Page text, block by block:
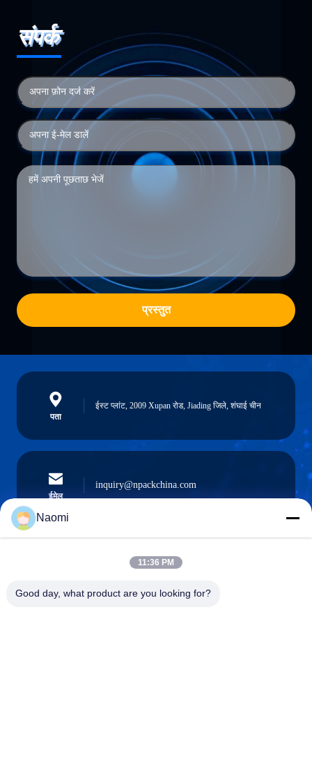
संपर्क
प्रस्तुत
पता
ईस्ट प्लांट, 2009 Xupan रोड, Jiading जिले, शंघाई चीन
ईमेल
inquiry@npackchina.com
0086-21-66035560
Naomi
11:36 PM
Good day, what product are you looking for?